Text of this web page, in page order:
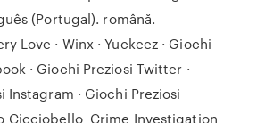
(Portugal)‬. ‪română‬.
Love · Winx · Yuckeez · Giochi
· Giochi Preziosi Twitter ·
Instagram · Giochi Preziosi
Cicciobello Crime Investigation